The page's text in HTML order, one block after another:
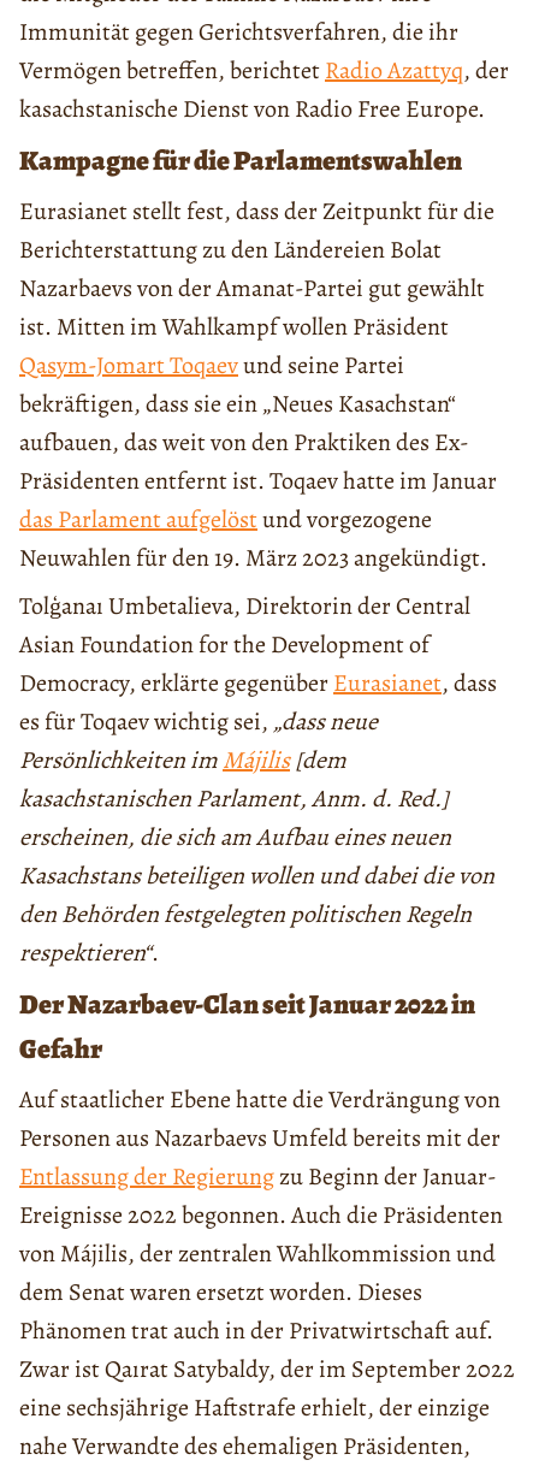
Immunität gegen Gerichtsverfahren, die ihr
Vermögen betreffen, berichtetRadio Azattyq, der
kasachstanische Dienst von Radio Free Europe.
Kampagne für die Parlamentswahlen
Eurasianet stellt fest, dass der Zeitpunkt für die
Berichterstattung zu den Ländereien Bolat
Nazarbaevs von der Amanat-Partei gut gewählt
ist. Mitten im Wahlkampf wollen Präsident
Qasym-Jomart Toqaevund seine Partei
bekräftigen, dass sie ein „Neues Kasachstan“
aufbauen, das weit von den Praktiken des Ex-
Präsidenten entfernt ist. Toqaev hatte im Januar
das Parlament aufgelöstund vorgezogene
Neuwahlen für den 19. März 2023 angekündigt.
Tolģanaı Umbetalieva, Direktorin der Central
Asian Foundation for the Development of
Democracy, erklärte gegenüberEurasianet, dass
es für Toqaev wichtig sei, „dass neue
Persönlichkeiten imMájilis[dem
kasachstanischen Parlament, Anm. d. Red.]
erscheinen, die sich am Aufbau eines neuen
Kasachstans beteiligen wollen und dabei die von
den Behörden festgelegten politischen Regeln
respektieren“.
Der Nazarbaev-Clan seit Januar 2022 in
Gefahr
Auf staatlicher Ebene hatte die Verdrängung von
Personen aus Nazarbaevs Umfeld bereits mit der
Entlassung der Regierungzu Beginn der Januar-
Ereignisse 2022 begonnen. Auch die Präsidenten
von Májilis, der zentralen Wahlkommission und
dem Senat waren ersetzt worden. Dieses
Phänomen trat auch in der Privatwirtschaft auf.
Zwar ist Qaırat Satybaldy, der im September 2022
eine sechsjährige Haftstrafe erhielt, der einzige
nahe Verwandte des ehemaligen Präsidenten,